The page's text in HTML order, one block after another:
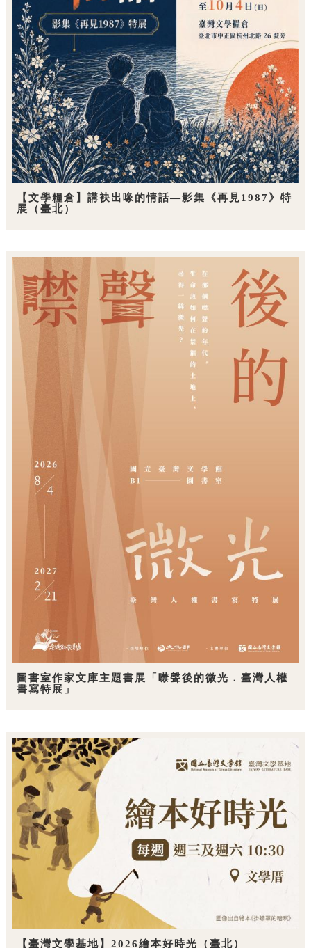
【文學糧倉】講袂出喙的情話—影集《再見1987》特
展（臺北）
圖書室作家文庫主題書展「噤聲後的微光．臺灣人權
書寫特展」
【臺灣文學基地】2026繪本好時光（臺北）